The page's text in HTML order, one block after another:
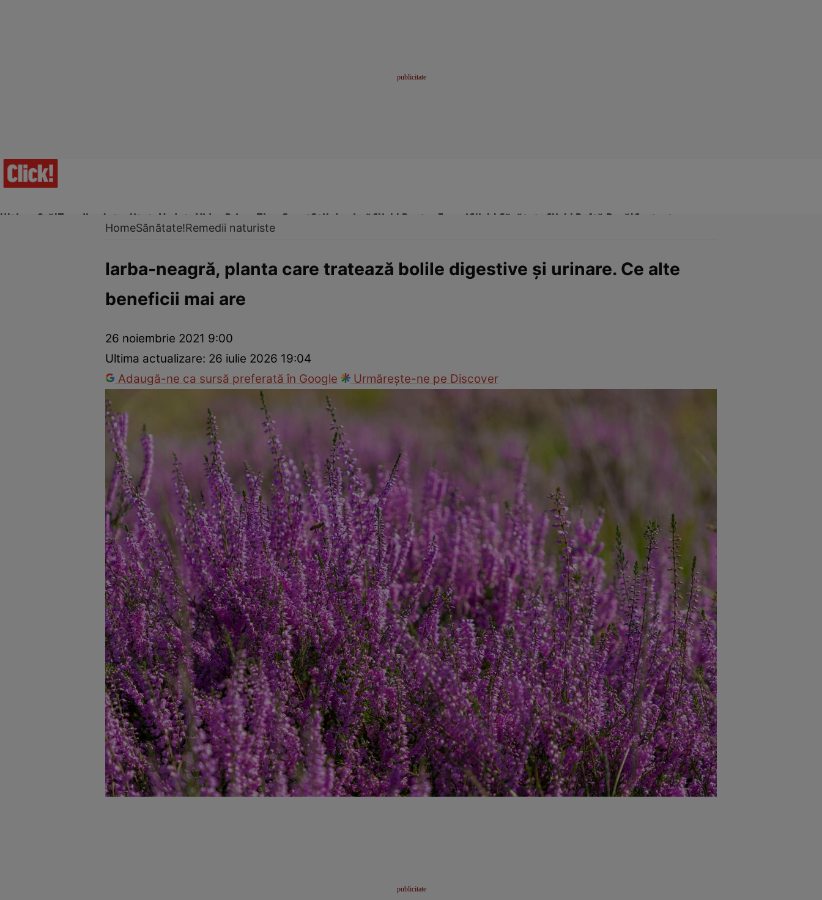
Ultima Oră!Trending Actualitate Vedete Video Prime Time SportStil de viațăClick! Pentru FemeiClick! Sănătate Click! Poftă Bună!Contact
Prevenție și tratamentRemedii naturisteMedicii răspund
HomeSănătate!Remedii naturiste
Iarba-neagră, planta care tratează bolile digestive şi urinare. Ce alte
beneficii mai are
26 noiembrie 2021 9:00
Ultima actualizare: 26 iulie 2026 19:04
Adaugă-ne ca sursă preferată în Google
Urmărește-ne pe Discover